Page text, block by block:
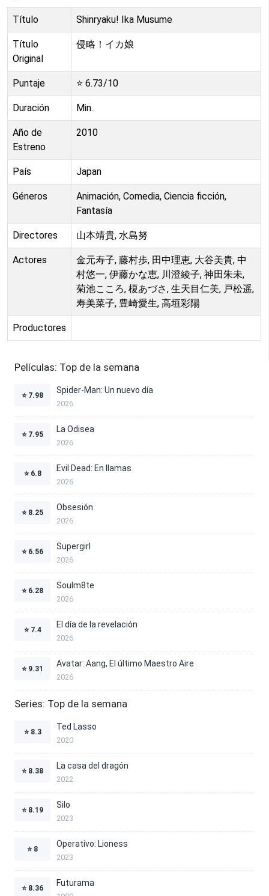
Título Shinryaku! Ika Musume
Título
Original
侵略！イカ娘
Puntaje ⭐ 6.73/10
Duración Min.
Año de
Estreno
2010
País Japan
Géneros
Animación, Comedia, Ciencia ficción,
Fantasía
Directores 山本靖貴, 水島努
Actores
金元寿子, 藤村歩, 田中理恵, 大谷美貴, 中
村悠一, 伊藤かな恵, 川澄綾子, 神田朱未,
菊池こころ, 榎あづさ, 生天目仁美, 戸松遥,
寿美菜子, 豊崎愛生, 高垣彩陽
Productores
Películas: Top de la semana
⭐ 7.98
Spider-Man: Un nuevo día
2026
⭐ 7.95
La Odisea
2026
⭐ 6.8
Evil Dead: En llamas
2026
⭐ 8.25
Obsesión
2026
⭐ 6.56
Supergirl
2026
⭐ 6.28
Soulm8te
2026
⭐ 7.4
El día de la revelación
2026
⭐ 9.31
Avatar: Aang, El último Maestro Aire
2026
Series: Top de la semana
⭐ 8.3
Ted Lasso
2020
⭐ 8.38
La casa del dragón
2022
⭐ 8.19
Silo
2023
⭐ 8
Operativo: Lioness
2023
⭐ 8.36
Futurama